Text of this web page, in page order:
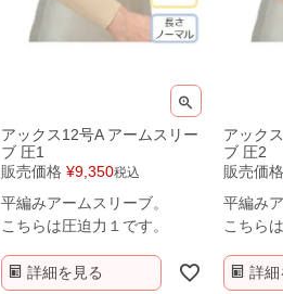
アックス12号A アームスリー
ブ 圧1
販売価格 ¥9,350税込
平編みアームスリーブ。
こちらは圧迫力１です。
詳細を見る
アック
ブ 圧2
販売価格
平編み
こちら
詳細